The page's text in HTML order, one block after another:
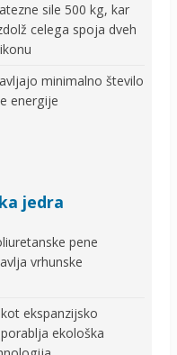
sile 500 kg, kar
celega spoja dveh
minimalno število
energije
jedra
pene
vrhunske
ekspanzijsko
ekološka